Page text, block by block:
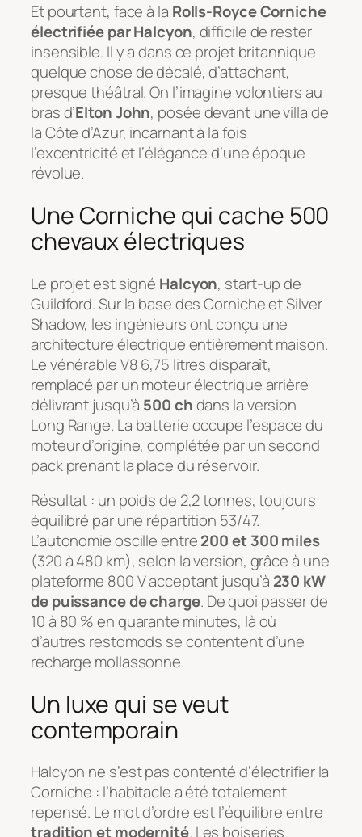
Et pourtant, face à la Rolls-Royce Corniche
électrifiée par Halcyon, difficile de rester
insensible. Il y a dans ce projet britannique
quelque chose de décalé, d’attachant,
presque théâtral. On l’imagine volontiers au
bras d’Elton John, posée devant une villa de
la Côte d’Azur, incarnant à la fois
l’excentricité et l’élégance d’une époque
révolue.
Une Corniche qui cache 500
chevaux électriques
Le projet est signé Halcyon, start-up de
Guildford. Sur la base des Corniche et Silver
Shadow, les ingénieurs ont conçu une
architecture électrique entièrement maison.
Le vénérable V8 6,75 litres disparaît,
remplacé par un moteur électrique arrière
délivrant jusqu’à 500 chdans la version
Long Range. La batterie occupe l’espace du
moteur d’origine, complétée par un second
pack prenant la place du réservoir.
Résultat : un poids de 2,2 tonnes, toujours
équilibré par une répartition 53/47.
L’autonomie oscille entre200 et 300 miles
(320 à 480 km), selon la version, grâce à une
plateforme 800 V acceptant jusqu’à 230 kW
de puissance de charge. De quoi passer de
10 à 80 % en quarante minutes, là où
d’autres restomods se contentent d’une
recharge mollassonne.
Un luxe qui se veut
contemporain
Halcyon ne s’est pas contenté d’électrifier la
Corniche : l’habitacle a été totalement
repensé. Le mot d’ordre est l’équilibre entre
tradition et modernité. Les boiseries